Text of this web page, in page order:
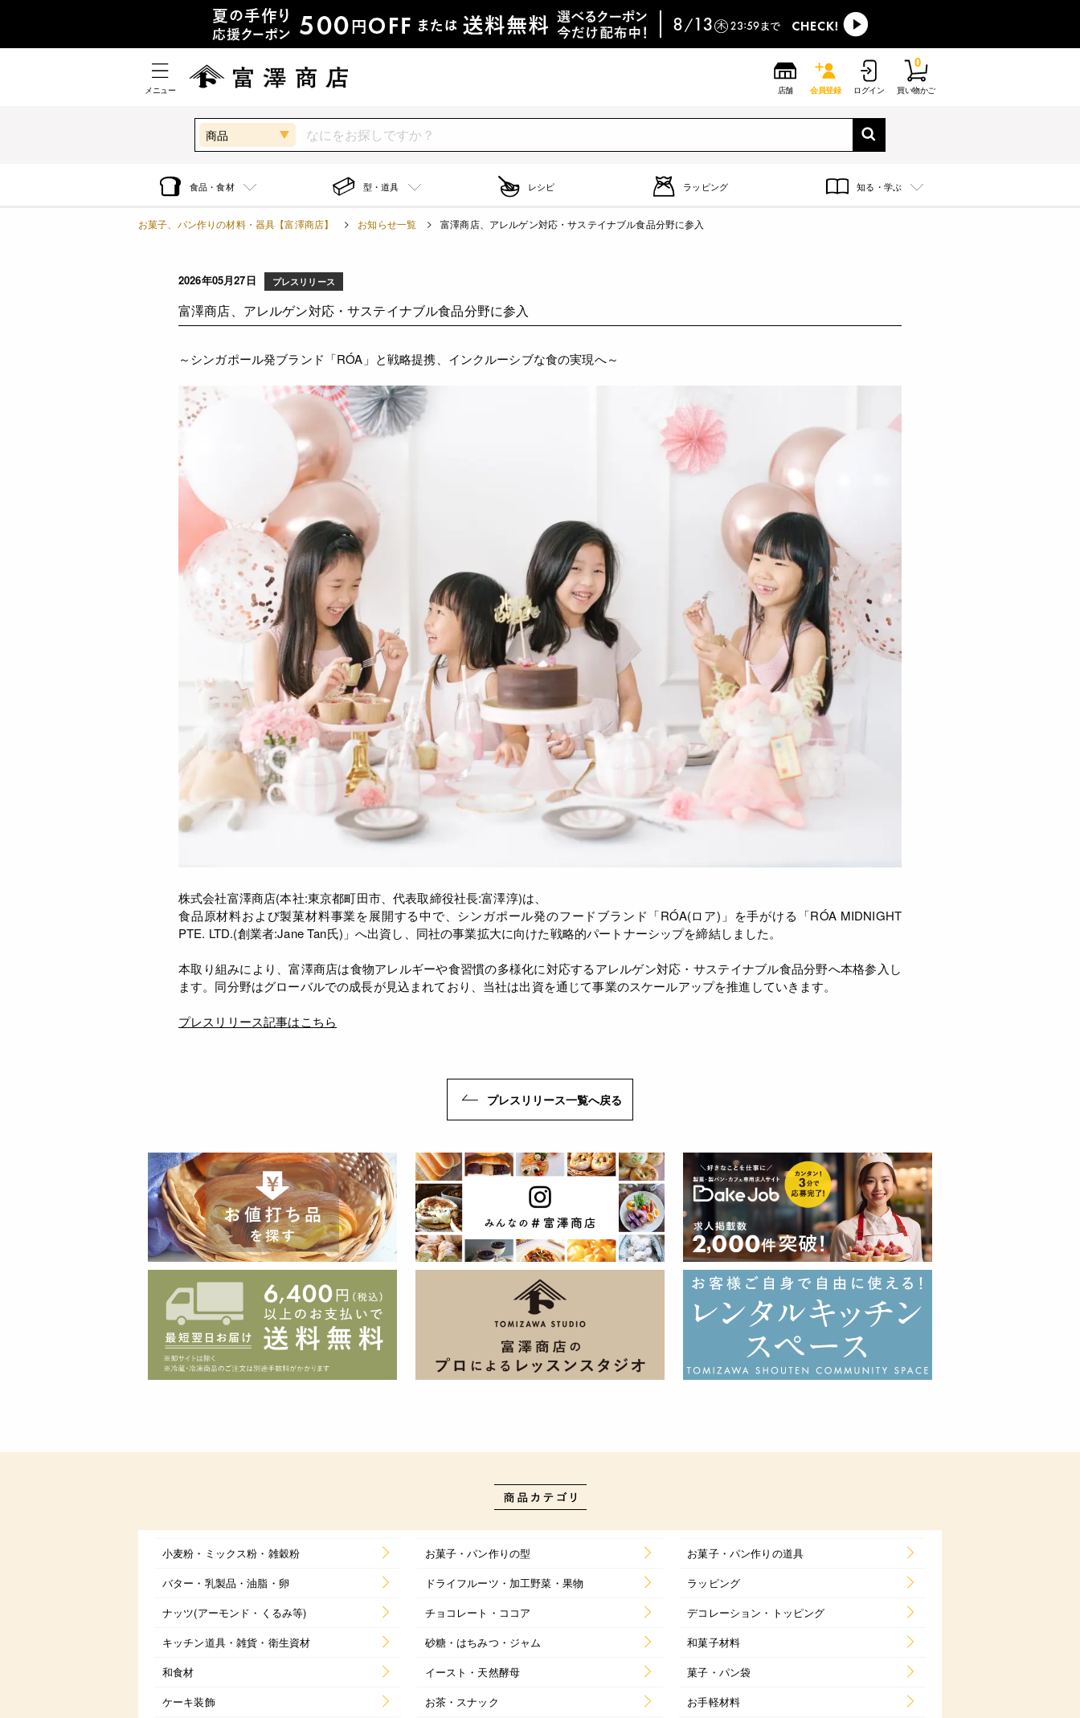
メニュー 店舗 会員登録 ログイン 買い物かご
0
商品
食品・食材 型・道具 レシピ ラッピング 知る・学ぶ
お菓子、パン作りの材料・器具【富澤商店】 お知らせ一覧 富澤商店、アレルゲン対応・サステイナブル食品分野に参入
2026年05月27日 プレスリリース
富澤商店、アレルゲン対応・サステイナブル食品分野に参入
～シンガポール発ブランド「RÓA」と戦略提携、インクルーシブな食の実現へ～
株式会社富澤商店(本社:東京都町田市、代表取締役社長:富澤淳)は、
食品原材料および製菓材料事業を展開する中で、シンガポール発のフードブランド「RÓA(ロア)」を手がける「RÓA MIDNIGHT
PTE. LTD.(創業者:Jane Tan氏)」へ出資し、同社の事業拡大に向けた戦略的パートナーシップを締結しました。
本取り組みにより、富澤商店は食物アレルギーや食習慣の多様化に対応するアレルゲン対応・サステイナブル食品分野へ本格参入し
ます。同分野はグローバルでの成長が見込まれており、当社は出資を通じて事業のスケールアップを推進していきます。
プレスリリース記事はこちら
プレスリリース一覧へ戻る
小麦粉・ミックス粉・雑穀粉 お菓子・パン作りの型
お菓子・パン作りの道具
バター・乳製品・油脂・卵
ドライフルーツ・加工野菜・果物
ラッピング
ナッツ(アーモンド・くるみ等)
チョコレート・ココア
デコレーション・トッピング
キッチン道具・雑貨・衛生資材
砂糖・はちみつ・ジャム
和菓子材料
和食材
イースト・天然酵母
菓子・パン袋
ケーキ装飾
お茶・スナック
お手軽材料